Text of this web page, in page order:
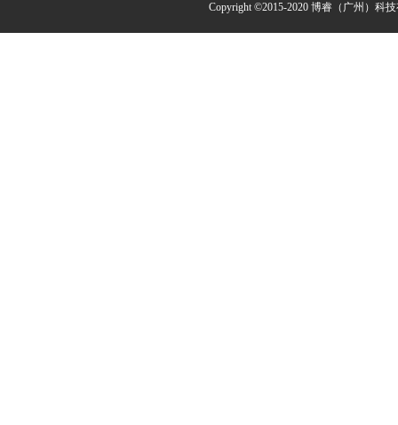
Copyright ©2015-2020 博睿（广州）科